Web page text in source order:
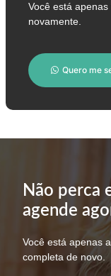
Você está
novamente.
Quero me
Não perca
agende
Você está apenas
completa de novo.